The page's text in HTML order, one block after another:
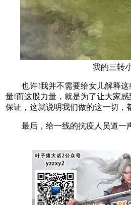
我的三转
也许!我并不需要给女儿解释这
量!而这股力量，就是为了让大家
保证，这就说明我们做的这一切，
最后，给一线的抗疫人员道一